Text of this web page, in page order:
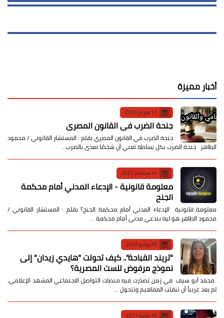
أخبار مميزة
17 فبراير 2023
جنحة الضرب في القانون المصري
جنحة الضرب في القانون المصري بقلم : المستشار القانوني / محمود
الطاهر جنحة الضرب بكل بساطة تعني أن شخصًا تعدى بالضرب…
14 سبتمبر 2022
معلومة قانونية - الإدعاء المدني أمام محكمة
الجنح
معلومة قانونية الإدعاء المدني أمام محكمة الجنح؟ بقلم : المستشار القانوني /
محمود الطاهر هو ليه بندعي مدني أمام محكمة …
25 يوليو 2026
​"تريند القباحة".. كيف تحولت "هايدي زيدان" إلى
نموذج مرفوض للست المصرية؟
​ محمد أبو سيف ​في زمن تصدّرت فيه منصات التواصل الاجتماعي المشهد الإعلامي،
لم يعد غريباً أن تنقلب المفاهيم وتتحول …
10 يونيو 2021